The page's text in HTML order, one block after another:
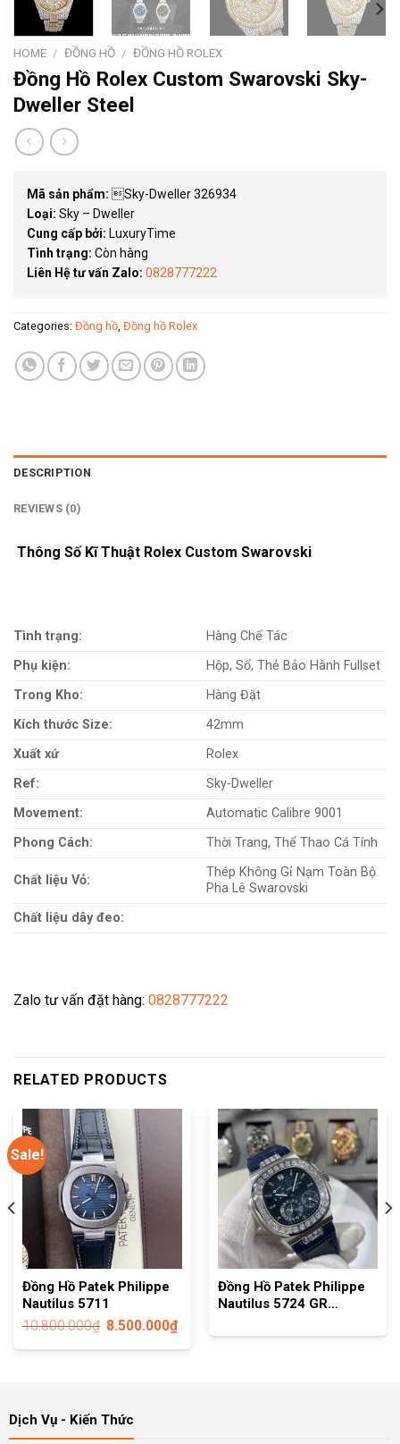
HOME / ĐỒNG HỒ / ĐỒNG HỒ ROLEX
Đồng Hồ Rolex Custom Swarovski Sky-
Dweller Steel
Mã sản phẩm: Sky-Dweller 326934
Loại: Sky – Dweller
Cung cấp bởi: LuxuryTime
Tình trạng: Còn hàng
Liên Hệ tư vấn Zalo: 0828777222
Categories: Đồng hồ Đồng hồ Rolex
DESCRIPTION
REVIEWS (0)
Thông Số Kĩ Thuật Rolex Custom Swarovski
Tình trạng:
Hàng Chế Tác
Phụ kiện:
Hộp, Sổ, Thẻ Bảo Hành Fullset
Trong Kho:
Hàng Đặt
Kích thước Size:
42mm
Xuất xứ
Rolex
Ref:
Sky-Dweller
Movement:
Automatic Calibre 9001
Phong Cách:
Thời Trang, Thể Thao Cá Tính
Chất liệu Vỏ:
Thép Không Gỉ Nạm Toàn Bộ
Pha Lê Swarovski
Chất liệu dây đeo:
Zalo tư vấn đặt hàng: 0828777222
RELATED PRODUCTS
Sale!
Đồng Hồ Patek Philippe
Nautilus 5711
10.800.000₫ 8.500.000₫
Đồng Hồ Patek Philippe
Nautilus 5724 GR
Dịch Vụ - Kiến Thức